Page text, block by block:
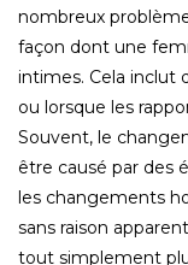
nombreux
façon dont une
intimes. Cela inclut
ou lorsque les
Souvent, le
être causé par des
les changements
sans raison
tout simplement